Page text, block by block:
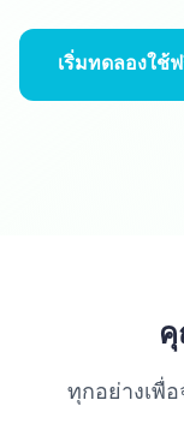
เริ่มทดลองใช้
ทุกอย่างเพื่